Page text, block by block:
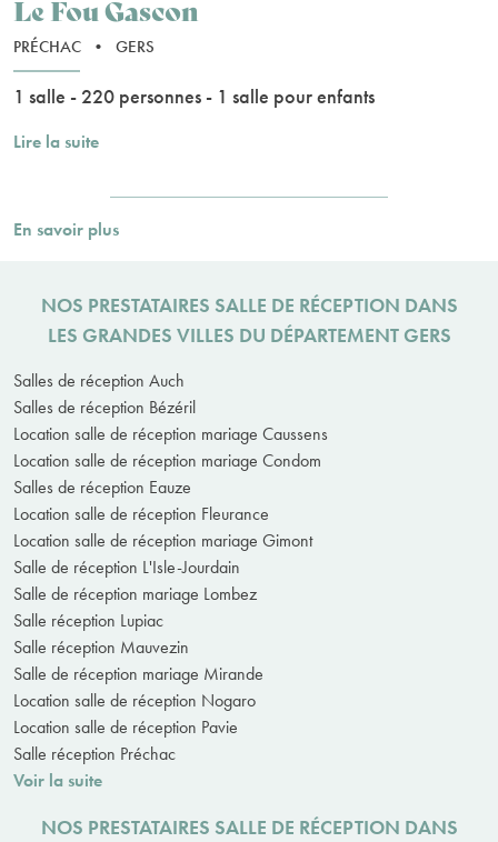
Le Fou Gascon
PRÉCHAC • GERS
1 salle - 220 personnes - 1 salle pour enfants
Lire la suite
En savoir plus
NOS PRESTATAIRES SALLE DE RÉCEPTION DANS
LES GRANDES VILLES DU DÉPARTEMENT GERS
Salles de réception Auch
Salles de réception Bézéril
Location salle de réception mariage Caussens
Location salle de réception mariage Condom
Salles de réception Eauze
Location salle de réception Fleurance
Location salle de réception mariage Gimont
Salle de réception L'Isle-Jourdain
Salle de réception mariage Lombez
Salle réception Lupiac
Salle réception Mauvezin
Salle de réception mariage Mirande
Location salle de réception Nogaro
Location salle de réception Pavie
Salle réception Préchac
Voir la suite
NOS PRESTATAIRES SALLE DE RÉCEPTION DANS